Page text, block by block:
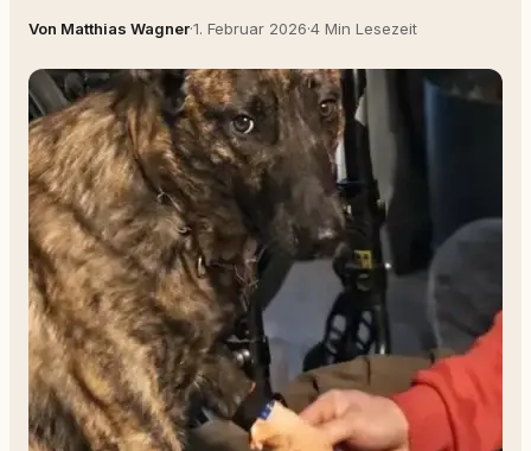
Von Matthias Wagner·1. Februar 2026·4 Min Lesezeit